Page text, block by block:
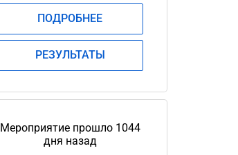
ПОДРОБНЕЕ
РЕЗУЛЬТАТЫ
Мероприятие прошло 1044
дня назад